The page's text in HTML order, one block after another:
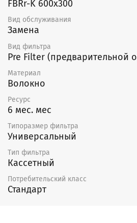
FBRr-K 600x300
Вид обслуживания
Замена
Вид фильтра
Pre Filter (предварительной
Материал
Волокно
Ресурс
6 мес. мес
Типоразмер фильтра
Универсальный
Тип фильтра
Кассетный
Потребительский класс
Стандарт